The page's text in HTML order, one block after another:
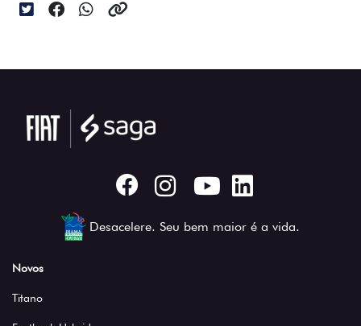
Desacelere. Seu bem maior é a vida.
Novos
Titano